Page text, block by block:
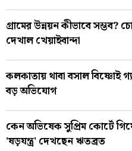
গ্রামের উন্নয়ন কীভাবে
দেখাল খেয়াইবান্দা
কলকাতায় থাবা বসাল বিষ্ণোই
বড় অভিযোগ
কেন অভিষেক সুপ্রিম কোর্টে
'ষড়যন্ত্র' দেখছেন ঋতব্রত